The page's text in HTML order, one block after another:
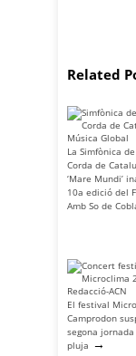
Related
La Simfònica
Corda de
‘Mare Mundi’
10a edició del
Amb So de
El festival
Camprodon
segona
pluja →